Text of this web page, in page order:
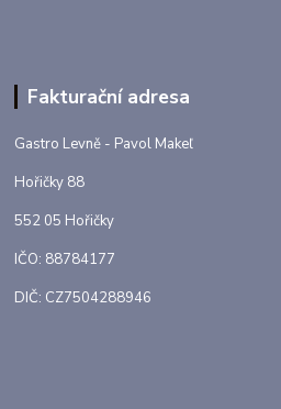
Fakturační adresa
Gastro Levně - Pavol Makeľ
Hořičky 88
552 05 Hořičky
IČO: 88784177
DIČ: CZ7504288946